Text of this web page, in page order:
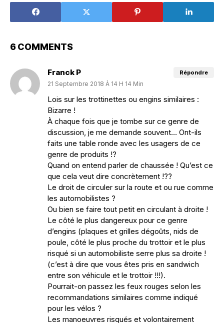
6 COMMENTS
Franck P
21 Septembre 2018 À 14 H 14 Min
Lois sur les trottinettes ou engins similaires :
Bizarre !
À chaque fois que je tombe sur ce genre de
discussion, je me demande souvent… Ont-ils
faits une table ronde avec les usagers de ce
genre de produits !?
Quand on entend parler de chaussée ! Qu’est ce
que cela veut dire concrètement !??
Le droit de circuler sur la route et ou rue comme
les automobilistes ?
Ou bien se faire tout petit en circulant à droite !
Le côté le plus dangereux pour ce genre
d’engins (plaques et grilles dégoûts, nids de
poule, côté le plus proche du trottoir et le plus
risqué si un automobiliste serre plus sa droite !
(c’est à dire que vous êtes pris en sandwich
entre son véhicule et le trottoir !!!).
Pourrait-on passez les feux rouges selon les
recommandations similaires comme indiqué
pour les vélos ?
Les manoeuvres risqués et volontairement
Répondre